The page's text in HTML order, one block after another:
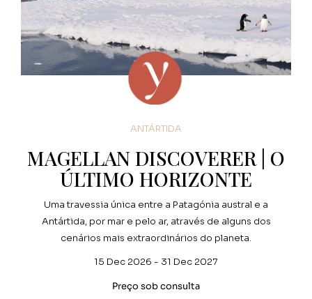
ANTÁRTIDA
MAGELLAN DISCOVERER | O
ÚLTIMO HORIZONTE
Uma travessia única entre a Patagónia austral e a
Antártida, por mar e pelo ar, através de alguns dos
cenários mais extraordinários do planeta.
15 Dec 2026 - 31 Dec 2027
Preço sob consulta